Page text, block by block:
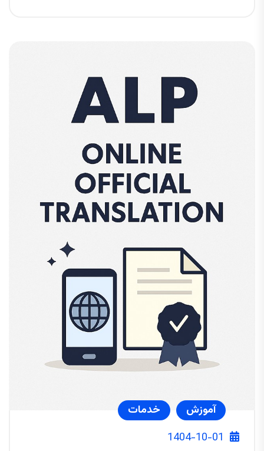
آموزش
خدمات
1404-10-01